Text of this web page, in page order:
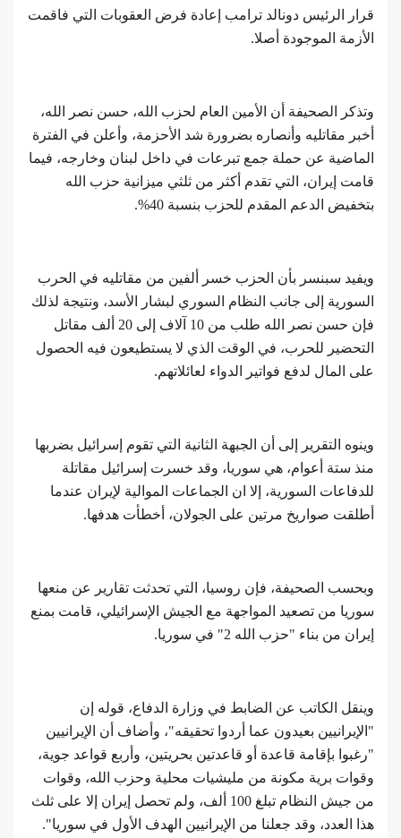
قرار الرئيس دونالد ترامب إعادة فرض العقوبات التي فاقمت
الأزمة الموجودة أصلا.
وتذكر الصحيفة أن الأمين العام لحزب الله، حسن نصر الله،
أخبر مقاتليه وأنصاره بضرورة شد الأحزمة، وأعلن في الفترة
الماضية عن حملة جمع تبرعات في داخل لبنان وخارجه، فيما
قامت إيران، التي تقدم أكثر من ثلثي ميزانية حزب الله
بتخفيض الدعم المقدم للحزب بنسبة 40%.
ويفيد سبنسر بأن الحزب خسر ألفين من مقاتليه في الحرب
السورية إلى جانب النظام السوري لبشار الأسد، ونتيجة لذلك
فإن حسن نصر الله طلب من 10 آلاف إلى 20 ألف مقاتل
التحضير للحرب، في الوقت الذي لا يستطيعون فيه الحصول
على المال لدفع فواتير الدواء لعائلاتهم.
وينوه التقرير إلى أن الجبهة الثانية التي تقوم إسرائيل بضربها
منذ ستة أعوام، هي سوريا، وقد خسرت إسرائيل مقاتلة
للدفاعات السورية، إلا ان الجماعات الموالية لإيران عندما
أطلقت صواريخ مرتين على الجولان، أخطأت هدفها.
وبحسب الصحيفة، فإن روسيا، التي تحدثت تقارير عن منعها
سوريا من تصعيد المواجهة مع الجيش الإسرائيلي، قامت بمنع
إيران من بناء "حزب الله 2" في سوريا.
وينقل الكاتب عن الضابط في وزارة الدفاع، قوله إن
"الإيرانيين بعيدون عما أردوا تحقيقه"، وأضاف أن الإيرانيين
"رغبوا بإقامة قاعدة أو قاعدتين بحريتين، وأربع قواعد جوية،
وقوات برية مكونة من مليشيات محلية وحزب الله، وقوات
من جيش النظام تبلغ 100 ألف، ولم تحصل إيران إلا على ثلث
هذا العدد، وقد جعلنا من الإيرانيين الهدف الأول في سوريا".